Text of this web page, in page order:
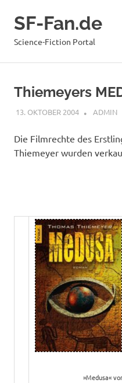
InhaltSF-Fan.de
Science-Fiction Portal
Thiemeyers
13. OKTOBER 2004 ADMIN
Die Filmrechte des
Thiemeyer wurden
»Medusa«